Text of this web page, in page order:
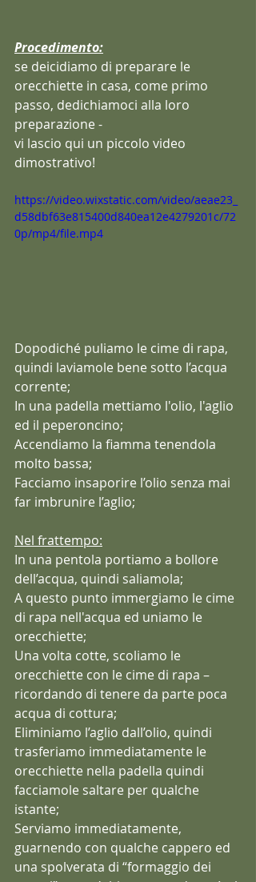
Procedimento:
se deicidiamo di preparare le
orecchiette in casa, come primo
passo, dedichiamoci alla loro
preparazione -
vi lascio qui un piccolo video
dimostrativo!
https://video.wixstatic.com/video/aeae23_
d58dbf63e815400d840ea12e4279201c/72
0p/mp4/file.mp4
Dopodiché puliamo le cime di rapa,
quindi laviamole bene sotto l’acqua
corrente;
In una padella mettiamo l'olio, l'aglio
ed il peperoncino;
Accendiamo la fiamma tenendola
molto bassa;
Facciamo insaporire l’olio senza mai
far imbrunire l’aglio;
Nel frattempo:
In una pentola portiamo a bollore
dell’acqua, quindi saliamola;
A questo punto immergiamo le cime
di rapa nell'acqua ed uniamo le
orecchiette;
Una volta cotte, scoliamo le
orecchiette con le cime di rapa –
ricordando di tenere da parte poca
acqua di cottura;
Eliminiamo l’aglio dall’olio, quindi
trasferiamo immediatamente le
orecchiette nella padella quindi
facciamole saltare per qualche
istante;
Serviamo immediatamente,
guarnendo con qualche cappero ed
una spolverata di “formaggio dei